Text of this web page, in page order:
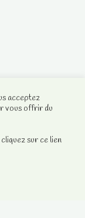
acceptez
vous offrir du
sur ce lien